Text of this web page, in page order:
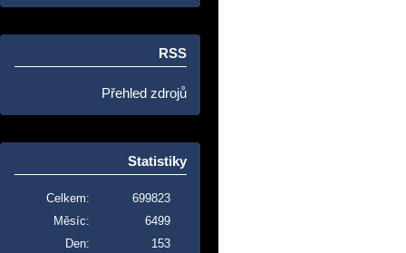
RSS
Přehled zdrojů
Statistiky
Celkem:
699823
Měsíc:
6499
Den:
153